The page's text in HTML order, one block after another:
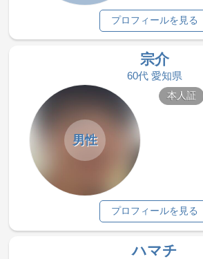
プロフィールを見る
宗介
60代 愛知県
男性
本人証
プロフィールを見る
ハマチ